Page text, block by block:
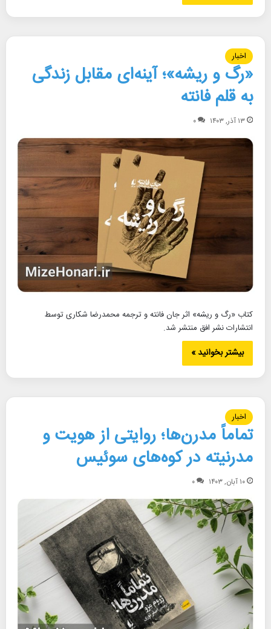
اخبار
«رگ و ریشه»؛ آینه‌ای مقابل زندگی
به قلم فانته
۱۳ آذر, ۱۴۰۳ ۰
کتاب «رگ و ریشه» اثر جان فانته و ترجمه محمدرضا شکاری توسط
انتشارات نشر افق منتشر شد.
بیشتر بخوانید »
اخبار
تماماً مدرن‌ها؛ روایتی از هویت و
مدرنیته در کوه‌های سوئیس
۱۰ آبان, ۱۴۰۳ ۰